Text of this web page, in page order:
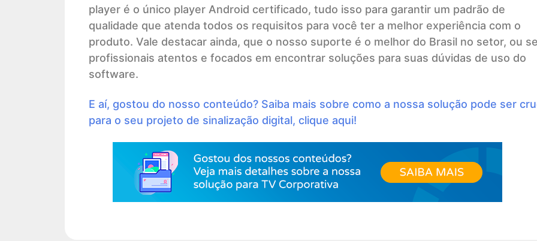
player é o único player Android certificado, tudo isso para garantir um padrão de
qualidade que atenda todos os requisitos para você ter a melhor experiência com o
produto. Vale destacar ainda, que o nosso suporte é o melhor do Brasil no setor, ou
profissionais atentos e focados em encontrar soluções para suas dúvidas de uso do
software.
E aí, gostou do nosso conteúdo? Saiba mais sobre como a nossa solução pode ser
para o seu projeto de sinalização digital, clique aqui!